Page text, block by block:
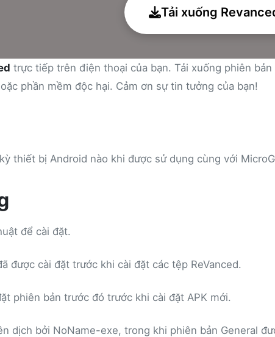
Tải xuống
trực tiếp trên điện thoại của bạn. Tải xuống phiên
phần mềm độc hại. Cảm ơn sự tin tưởng của bạn!
thiết bị Android nào khi được sử dụng cùng với
để cài đặt.
được cài đặt trước khi cài đặt các tệp ReVanced.
phiên bản trước đó trước khi cài đặt APK mới.
dịch bởi NoName-exe, trong khi phiên bản General